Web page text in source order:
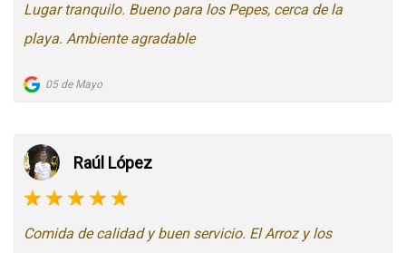
Lugar tranquilo. Bueno para los Pepes, cerca de la
playa. Ambiente agradable
05 de Mayo
Raúl López
Comida de calidad y buen servicio. El Arroz y los